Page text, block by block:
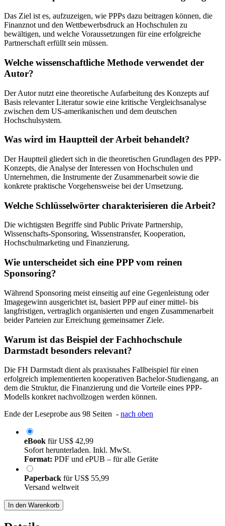
Das Ziel ist es, aufzuzeigen, wie PPPs dazu beitragen können, die
Finanznot und den Wettbewerbsdruck an Hochschulen zu
bewältigen, und welche Voraussetzungen für eine erfolgreiche
Partnerschaft erfüllt sein müssen.
Welche wissenschaftliche Methode verwendet der
Autor?
Der Autor nutzt eine theoretische Aufarbeitung des Konzepts auf
Basis relevanter Literatur sowie eine kritische Vergleichsanalyse
zwischen dem US-amerikanischen und dem deutschen
Hochschulsystem.
Was wird im Hauptteil der Arbeit behandelt?
Der Hauptteil gliedert sich in die theoretischen Grundlagen des PPP-
Konzepts, die Analyse der Interessen von Hochschulen und
Unternehmen, die Instrumente der Zusammenarbeit sowie die
konkrete praktische Vorgehensweise bei der Umsetzung.
Welche Schlüsselwörter charakterisieren die Arbeit?
Die wichtigsten Begriffe sind Public Private Partnership,
Wissenschafts-Sponsoring, Wissenstransfer, Kooperation,
Hochschulmarketing und Finanzierung.
Wie unterscheidet sich eine PPP vom reinen
Sponsoring?
Während Sponsoring meist einseitig auf eine Gegenleistung oder
Imagegewinn ausgerichtet ist, basiert PPP auf einer mittel- bis
langfristigen, vertraglich organisierten und engen Zusammenarbeit
beider Parteien zur Erreichung gemeinsamer Ziele.
Warum ist das Beispiel der Fachhochschule
Darmstadt besonders relevant?
Die FH Darmstadt dient als praxisnahes Fallbeispiel für einen
erfolgreich implementierten kooperativen Bachelor-Studiengang, an
dem die Struktur, die Finanzierung und die Vorteile eines PPP-
Modells konkret nachvollzogen werden können.
Ende der Leseprobe aus 98 Seiten - nach oben
eBook fürUS$ 42,99
Sofort herunterladen. Inkl. MwSt.
Format: PDF und ePUB – für alle Geräte
Paperback fürUS$ 55,99
Versand weltweit
In den Warenkorb